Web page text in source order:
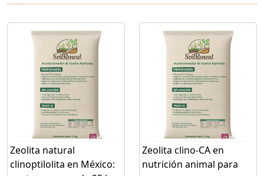
Zeolita natural
clinoptilolita en México:
Zeolita clino-CA en
nutrición animal para